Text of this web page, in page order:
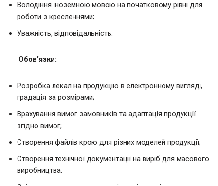
Володіння іноземною мовою на початковому рівні для
роботи з кресленнями;
Уважність, відповідальність.
Обов’язки:
Розробка лекал на продукцію в електронному вигляді,
градація за розмірами;
Врахування вимог замовників та адаптація продукції
згідно вимог;
Створення файлів крою для різних моделей продукції;
Створення технічної документації на виріб для масового
виробництва.